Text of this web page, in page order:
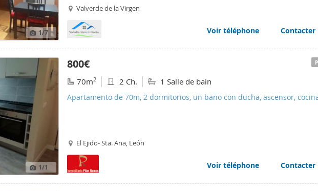
1/7
Valverde de la Virgen
Voir téléphone Contacter
1/1
800€
70m2 2 Ch. 1 Salle de bain
Apartamento de 70m, 2 dormitorios, un baño con ducha, ascensor,
El Ejido- Sta. Ana, León
Voir téléphone Contacter